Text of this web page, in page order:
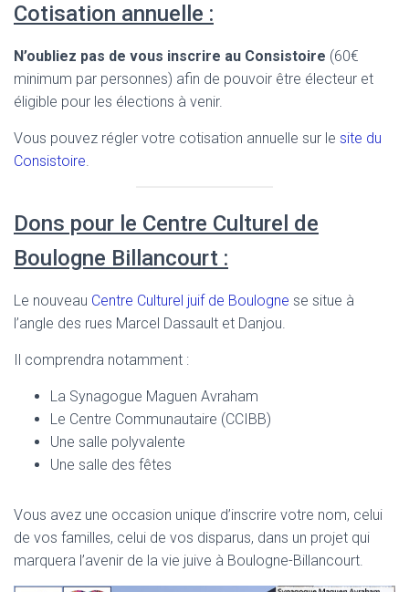
Cotisation annuelle :
N’oubliez pas de vous inscrire au Consistoire (60€
minimum par personnes) afin de pouvoir être électeur et
éligible pour les élections à venir.
Vous pouvez régler votre cotisation annuelle sur le site du
Consistoire.
Dons pour le Centre Culturel de
Boulogne Billancourt :
Le nouveau Centre Culturel juif de Boulogne se situe à
l’angle des rues Marcel Dassault et Danjou.
Il comprendra notamment :
La Synagogue Maguen Avraham
Le Centre Communautaire (CCIBB)
Une salle polyvalente
Une salle des fêtes
Vous avez une occasion unique d’inscrire votre nom, celui
de vos familles, celui de vos disparus, dans un projet qui
marquera l’avenir de la vie juive à Boulogne-Billancourt.